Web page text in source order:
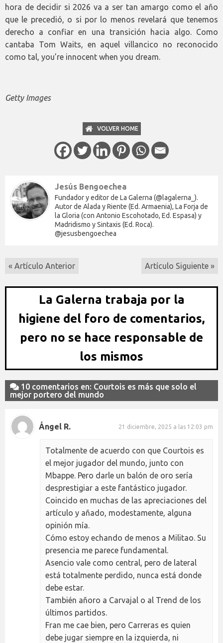
hora de decidir si 2026 va a ser tan amargo como el año
que le precedió, o si por lo menos revelará que tenemos
derecho a confiar en una transición hacia algo. Como
cantaba Tom Waits, en aquel villancico no reconocido
como tal, you’re innocent when you dream.
Getty Images
VOLVER HOME
Jesús Bengoechea
Fundador y editor de La Galerna (@lagalerna_).
Autor de Alada y Riente (Ed. Armaenia), La Forja de
la Gloria (con Antonio Escohotado, Ed. Espasa) y
Madridismo y Sintaxis (Ed. Roca).
@jesusbengoechea
« Artículo Anterior Artículo Siguiente »
La Galerna trabaja por la
higiene del foro de comentarios,
pero no se hace responsable de
los mismos
10 comentarios en: Courtois es más que solo el
mejor portero del mundo
Ángel R. 21 diciembre, 2025 a las 12:03 pm
Totalmente de acuerdo con que Courtois es
el mejor jugador del mundo, junto con
Mbappe. Pero darle un balón de oro sería
desprestigiar a este fantástico jugador.
Coincido en muchas de las apreciaciones del
artículo y añado, modestamente, alguna
opinión mía.
Cómo estoy echando de menos a Militao. Su
presencia me parece fundamental.
Asencio vale como central, pero de lateral
está totalmente perdido, nunca está donde
debe estar.
También añoro a Carvajal o al Trend de los
últimos partidos.
Fran me cae bien, pero Carreras es quien
debe jugar siempre en la izquierda, ni